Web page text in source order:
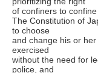
of confiners to confine
The Constitution of
to choose
and change his or
exercised
without the need for
police, and